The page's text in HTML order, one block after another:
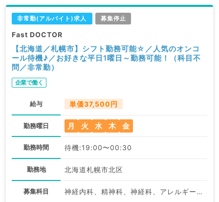
非常勤(アルバイト)求人 募集停止
Fast DOCTOR
【北海道／札幌市】シフト勤務可能☆／人気のオンコ
ール待機♪／お好きな平日1曜日～勤務可能！（科目不
問／非常勤）
企業で働く
給与 単価37,500円
勤務曜日 月 火 水 木 金
勤務時間 待機:19:00〜00:30
勤務地 北海道札幌市北区
募集科目 神経内科、精神科、神経科、アレルギー科、リウマチ科、小児科、整形外科、形成外科、美容外科、脳神経外科、呼吸器外科、心臓血管外科、小児外科、皮膚科、泌尿器科、産婦人科、産科、婦人科、眼科、耳鼻咽喉科、気管食道科、放射線科、リハビリテーション科、麻酔科、ペインクリニック、人工透析科、緩和ケア科、一般内科、循環器内科、呼吸器内科、消化器内科、内分泌・代謝内科、腎臓内科、老年内科、外科系全般、一般外科、消化器外科、乳腺外科、総合診療科、美容皮膚科、健診・人間ドック、救急科・ＩＣＵ、病理科、基礎医学系、膠原病科、スポーツ整形外科、大腸・肛門外科、産業医、脊髄・脊椎外科